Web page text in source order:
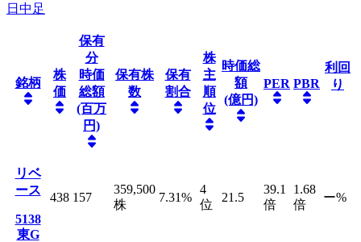
日中足
銘柄
株
価
保有
分
時価
総額
(百万
円)
保有株
数
保有
割合
株
主
順
位
時価総
額
(億円)
PER PBR
利回
り
リベ
ース
5138
東G
438 157
359,500
株
7.31%
4
位
21.5
39.1
倍
1.68
倍
ー%